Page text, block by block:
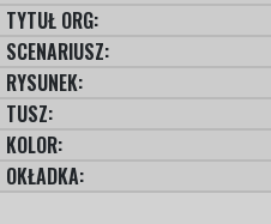
TYTUŁ ORG:
SCENARIUSZ:
RYSUNEK:
TUSZ:
KOLOR:
OKŁADKA: